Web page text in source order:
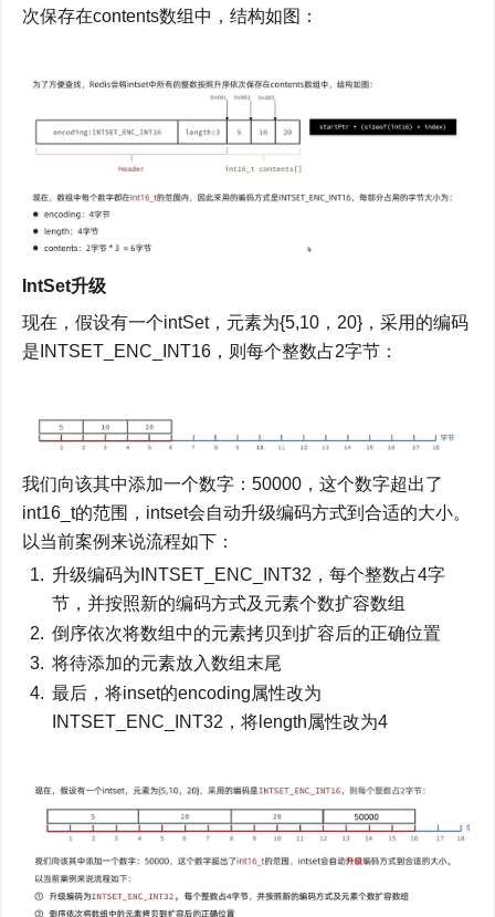
次保存在contents数组中，结构如图：
IntSet升级
现在，假设有一个intSet，元素为{5,10，20}，采用的编码
是INTSET_ENC_INT16，则每个整数占2字节：
我们向该其中添加一个数字：50000，这个数字超出了
int16_t的范围，intset会自动升级编码方式到合适的大小。
以当前案例来说流程如下：
升级编码为INTSET_ENC_INT32，每个整数占4字
节，并按照新的编码方式及元素个数扩容数组
倒序依次将数组中的元素拷贝到扩容后的正确位置
将待添加的元素放入数组末尾
最后，将inset的encoding属性改为
INTSET_ENC_INT32，将length属性改为4